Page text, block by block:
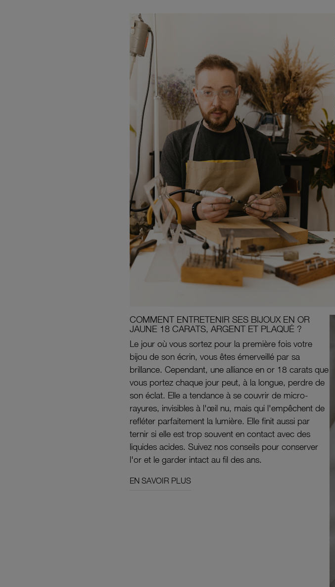
COMMENT ENTRETENIR SES BIJOUX EN OR
JAUNE 18 CARATS, ARGENT ET PLAQUÉ ?
Le jour où vous sortez pour la première fois votre
bijou de son écrin, vous êtes émerveillé par sa
brillance. Cependant, une alliance en or 18 carats que
vous portez chaque jour peut, à la longue, perdre de
son éclat. Elle a tendance à se couvrir de micro-
rayures, invisibles à l'œil nu, mais qui l'empêchent de
refléter parfaitement la lumière. Elle finit aussi par
ternir si elle est trop souvent en contact avec des
liquides acides. Suivez nos conseils pour conserver
l'or et le garder intact au fil des ans.
EN SAVOIR PLUS